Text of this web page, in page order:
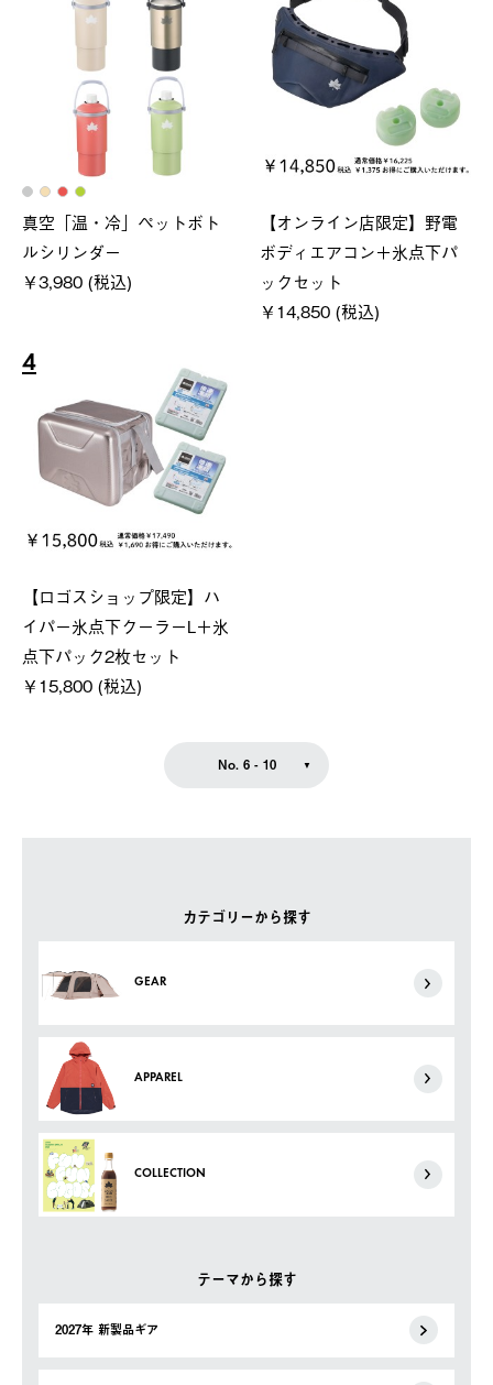
カテゴリーから探す
GEAR
APPAREL
COLLECTION
テーマから探す
2027年 新製品ギア
真空「温・冷」ペットボト
ルシリンダー
￥3,980 (税込)
【オンライン店限定】野電
ボディエアコン＋氷点下パ
ックセット
￥14,850 (税込)
4
【ロゴスショップ限定】ハ
イパー氷点下クーラーL＋氷
点下パック2枚セット
￥15,800 (税込)
No. 6 - 10